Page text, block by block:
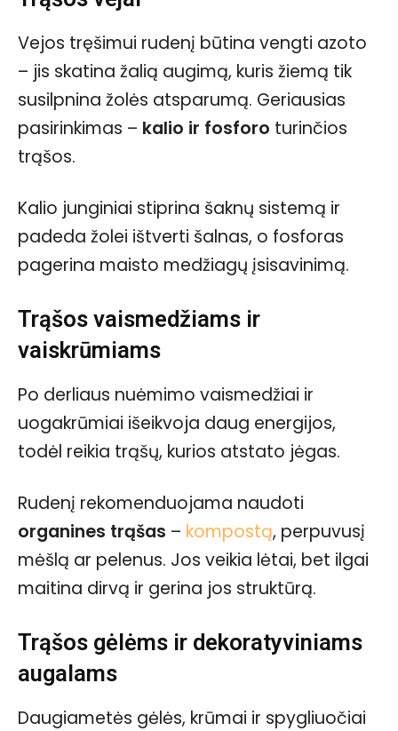
Vejos tręšimui rudenį būtina vengti azoto
– jis skatina žalią augimą, kuris žiemą tik
susilpnina žolės atsparumą. Geriausias
pasirinkimas – kalio ir fosforo turinčios
trąšos.
Kalio junginiai stiprina šaknų sistemą ir
padeda žolei ištverti šalnas, o fosforas
pagerina maisto medžiagų įsisavinimą.
Trąšos vaismedžiams ir
vaiskrūmiams
Po derliaus nuėmimo vaismedžiai ir
uogakrūmiai išeikvoja daug energijos,
todėl reikia trąšų, kurios atstato jėgas.
Rudenį rekomenduojama naudoti
organines trąšas – kompostą, perpuvusį
mėšlą ar pelenus. Jos veikia lėtai, bet ilgai
maitina dirvą ir gerina jos struktūrą.
Trąšos gėlėms ir dekoratyviniams
augalams
Daugiametės gėlės, krūmai ir spygliuočiai